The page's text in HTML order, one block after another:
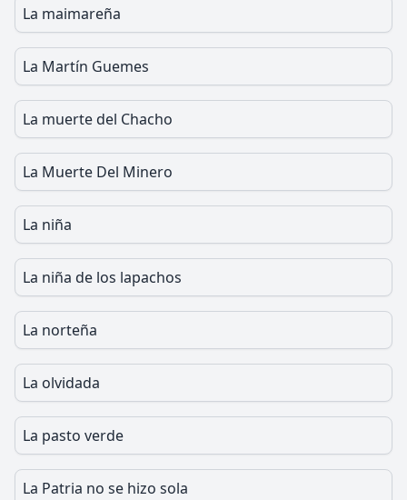
La maimareña
La Martín Guemes
La muerte del Chacho
La Muerte Del Minero
La niña
La niña de los lapachos
La norteña
La olvidada
La pasto verde
La Patria no se hizo sola